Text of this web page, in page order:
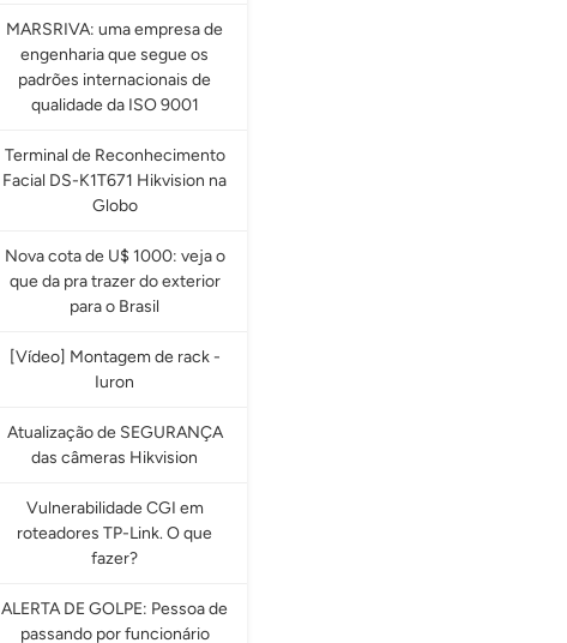
MARSRIVA: uma empresa de
engenharia que segue os
padrões internacionais de
qualidade da ISO 9001
Terminal de Reconhecimento
Facial DS-K1T671 Hikvision na
Globo
Nova cota de U$ 1000: veja o
que da pra trazer do exterior
para o Brasil
[Vídeo] Montagem de rack -
Iuron
Atualização de SEGURANÇA
das câmeras Hikvision
Vulnerabilidade CGI em
roteadores TP-Link. O que
fazer?
ALERTA DE GOLPE: Pessoa de
passando por funcionário